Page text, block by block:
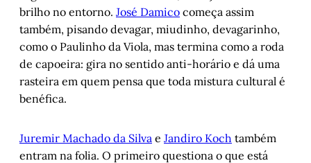
brilho no entorno. José Damico começa assim
também, pisando devagar, miudinho, devagarinho,
como o Paulinho da Viola, mas termina como a roda
de capoeira: gira no sentido anti-horário e dá uma
rasteira em quem pensa que toda mistura cultural é
benéfica.
Juremir Machado da Silva e Jandiro Koch também
entram na folia. O primeiro questiona o que está